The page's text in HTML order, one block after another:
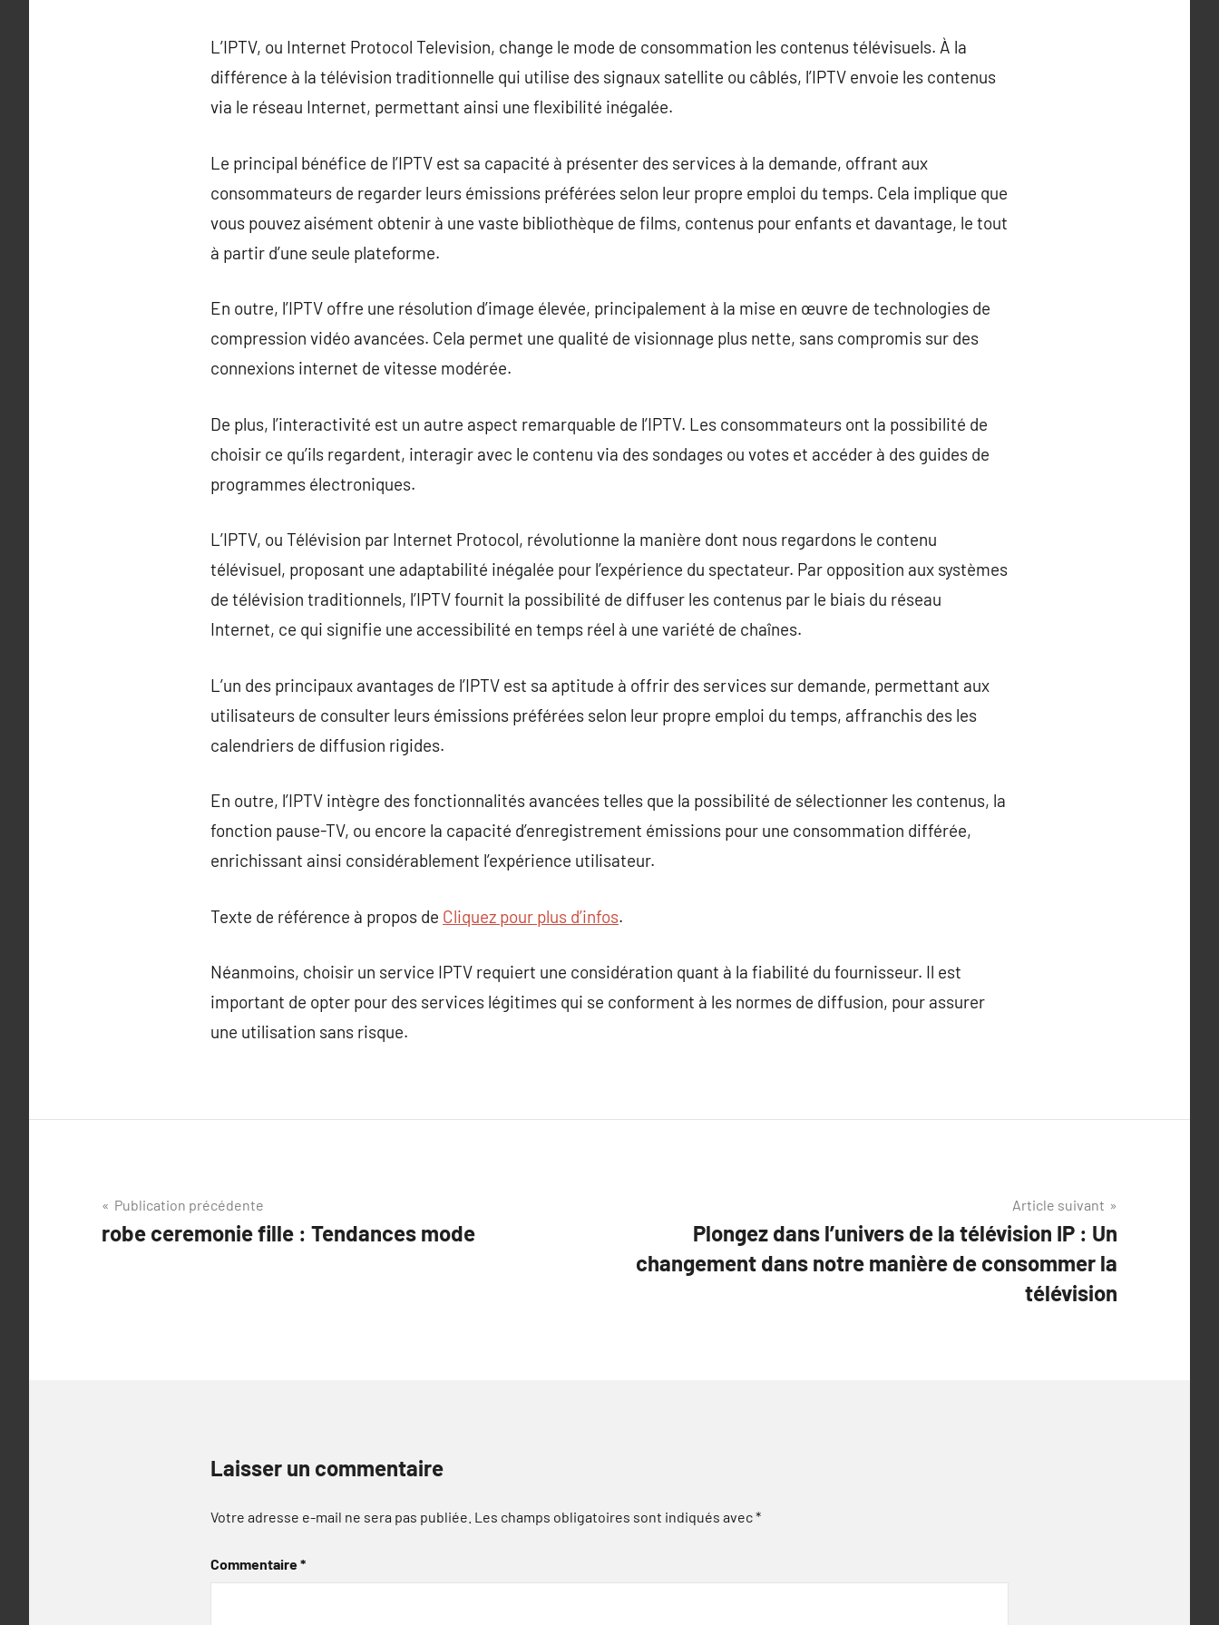
L’IPTV, ou Internet Protocol Television, change le mode de consommation les contenus télévisuels. À la
différence à la télévision traditionnelle qui utilise des signaux satellite ou câblés, l’IPTV envoie les contenus
via le réseau Internet, permettant ainsi une flexibilité inégalée.
Le principal bénéfice de l’IPTV est sa capacité à présenter des services à la demande, offrant aux
consommateurs de regarder leurs émissions préférées selon leur propre emploi du temps. Cela implique que
vous pouvez aisément obtenir à une vaste bibliothèque de films, contenus pour enfants et davantage, le tout
à partir d’une seule plateforme.
En outre, l’IPTV offre une résolution d’image élevée, principalement à la mise en œuvre de technologies de
compression vidéo avancées. Cela permet une qualité de visionnage plus nette, sans compromis sur des
connexions internet de vitesse modérée.
De plus, l’interactivité est un autre aspect remarquable de l’IPTV. Les consommateurs ont la possibilité de
choisir ce qu’ils regardent, interagir avec le contenu via des sondages ou votes et accéder à des guides de
programmes électroniques.
L’IPTV, ou Télévision par Internet Protocol, révolutionne la manière dont nous regardons le contenu
télévisuel, proposant une adaptabilité inégalée pour l’expérience du spectateur. Par opposition aux systèmes
de télévision traditionnels, l’IPTV fournit la possibilité de diffuser les contenus par le biais du réseau
Internet, ce qui signifie une accessibilité en temps réel à une variété de chaînes.
L’un des principaux avantages de l’IPTV est sa aptitude à offrir des services sur demande, permettant aux
utilisateurs de consulter leurs émissions préférées selon leur propre emploi du temps, affranchis des les
calendriers de diffusion rigides.
En outre, l’IPTV intègre des fonctionnalités avancées telles que la possibilité de sélectionner les contenus, la
fonction pause-TV, ou encore la capacité d’enregistrement émissions pour une consommation différée,
enrichissant ainsi considérablement l’expérience utilisateur.
Texte de référence à propos de Cliquez pour plus d’infos.
Néanmoins, choisir un service IPTV requiert une considération quant à la fiabilité du fournisseur. Il est
important de opter pour des services légitimes qui se conforment à les normes de diffusion, pour assurer
une utilisation sans risque.
Navigation
de
Publication précédente
robe ceremonie fille : Tendances mode
Article suivant
Plongez dans l’univers de la télévision IP : Un
changement dans notre manière de consommer la
télévision
Laisser un commentaire
Votre adresse e-mail ne sera pas publiée. Les champs obligatoires sont indiqués avec*
Commentaire*